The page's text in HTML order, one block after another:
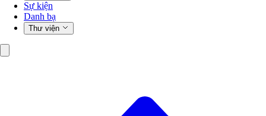
Sự kiện
Danh bạ
Thư viện